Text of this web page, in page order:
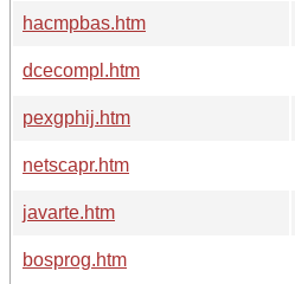
hacmpbas.htm
dcecompl.htm
pexgphij.htm
netscapr.htm
javarte.htm
bosprog.htm